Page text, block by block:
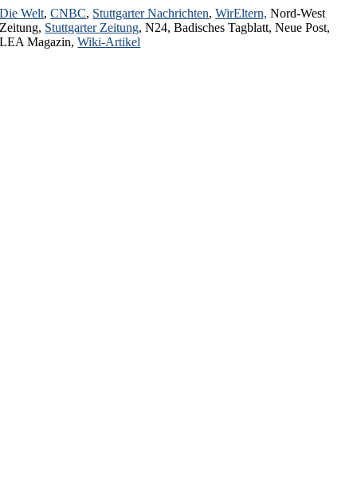
Die Welt,CNBC, Stuttgarter Nachrichten,WirEltern, Nord-West
Zeitung, Stuttgarter Zeitung, N24, Badisches Tagblatt, Neue Post,
LEA Magazin,Wiki-Artikel